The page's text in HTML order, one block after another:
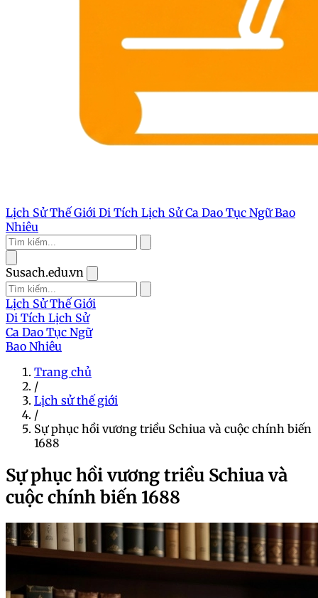
Lịch Sử Thế Giới Di Tích Lịch SửCa Dao Tục NgữBao
Nhiêu
Susach.edu.vn
Lịch Sử Thế Giới
Di Tích Lịch Sử
Ca Dao Tục Ngữ
Bao Nhiêu
Trang chủ
/
Lịch sử thế giới
/
Sự phục hồi vương triều Schiua và cuộc chính biến
1688
Sự phục hồi vương triều Schiua và
cuộc chính biến 1688